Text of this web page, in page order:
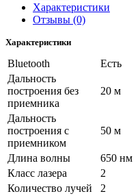
Характеристики
Отзывы (0)
Характеристики
Bluetooth
Есть
Дальность
построения без
приемника
20 м
Дальность
построения с
приемником
50 м
Длина волны
650 нм
Класс лазера
2
Количество лучей
2